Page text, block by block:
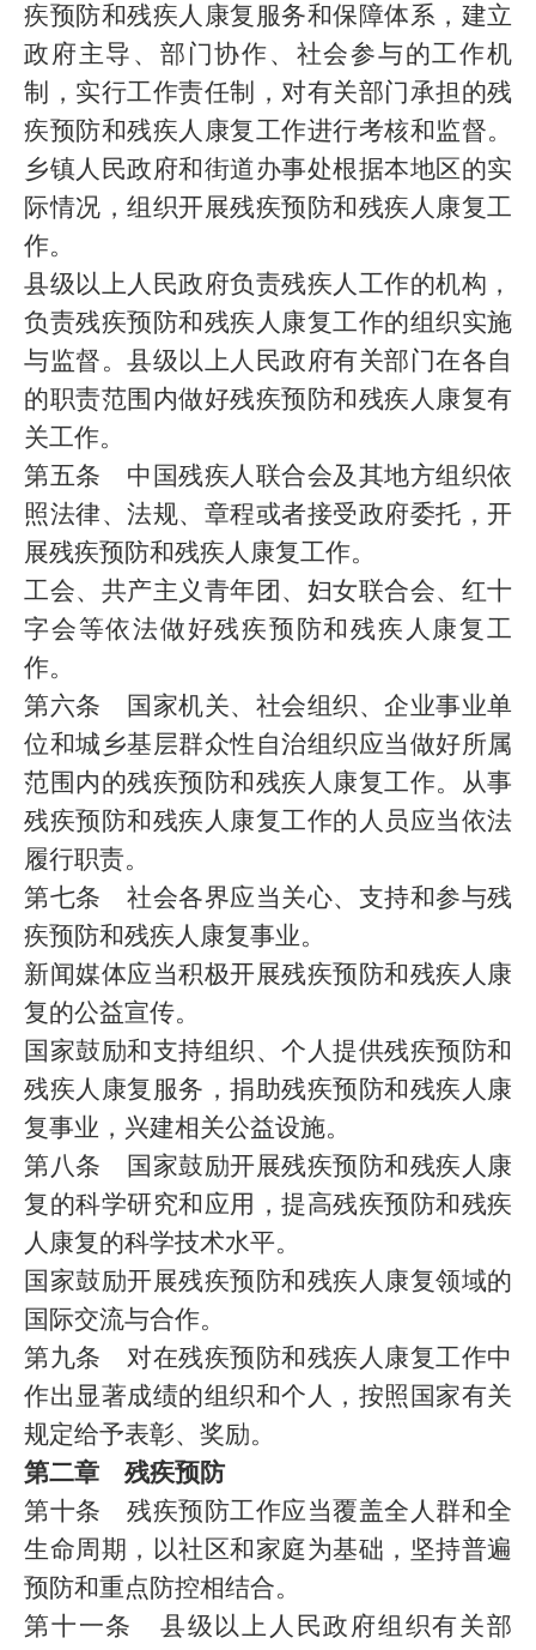
疾预防和残疾人康复服务和保障体系，建立
政府主导、部门协作、社会参与的工作机
制，实行工作责任制，对有关部门承担的残
疾预防和残疾人康复工作进行考核和监督。
乡镇人民政府和街道办事处根据本地区的实
际情况，组织开展残疾预防和残疾人康复工
作。
县级以上人民政府负责残疾人工作的机构，
负责残疾预防和残疾人康复工作的组织实施
与监督。县级以上人民政府有关部门在各自
的职责范围内做好残疾预防和残疾人康复有
关工作。
第五条 中国残疾人联合会及其地方组织依
照法律、法规、章程或者接受政府委托，开
展残疾预防和残疾人康复工作。
工会、共产主义青年团、妇女联合会、红十
字会等依法做好残疾预防和残疾人康复工
作。
第六条 国家机关、社会组织、企业事业单
位和城乡基层群众性自治组织应当做好所属
范围内的残疾预防和残疾人康复工作。从事
残疾预防和残疾人康复工作的人员应当依法
履行职责。
第七条 社会各界应当关心、支持和参与残
疾预防和残疾人康复事业。
新闻媒体应当积极开展残疾预防和残疾人康
复的公益宣传。
国家鼓励和支持组织、个人提供残疾预防和
残疾人康复服务，捐助残疾预防和残疾人康
复事业，兴建相关公益设施。
第八条 国家鼓励开展残疾预防和残疾人康
复的科学研究和应用，提高残疾预防和残疾
人康复的科学技术水平。
国家鼓励开展残疾预防和残疾人康复领域的
国际交流与合作。
第九条 对在残疾预防和残疾人康复工作中
作出显著成绩的组织和个人，按照国家有关
规定给予表彰、奖励。
第二章 残疾预防
第十条 残疾预防工作应当覆盖全人群和全
生命周期，以社区和家庭为基础，坚持普遍
预防和重点防控相结合。
第十一条 县级以上人民政府组织有关部